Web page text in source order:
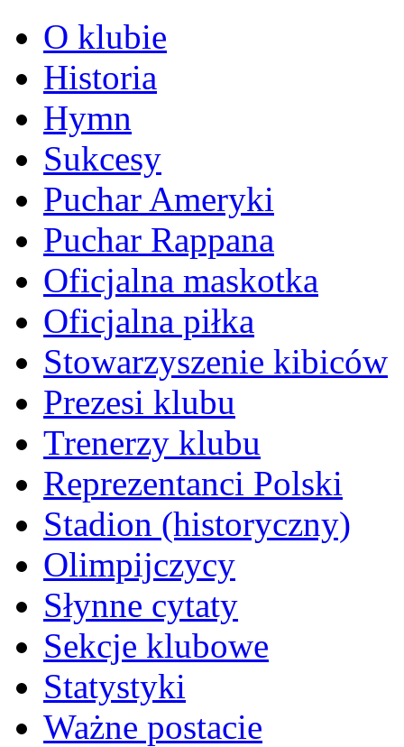
O klubie
Historia
Hymn
Sukcesy
Puchar Ameryki
Puchar Rappana
Oficjalna maskotka
Oficjalna piłka
Stowarzyszenie kibiców
Prezesi klubu
Trenerzy klubu
Reprezentanci Polski
Stadion (historyczny)
Olimpijczycy
Słynne cytaty
Sekcje klubowe
Statystyki
Ważne postacie